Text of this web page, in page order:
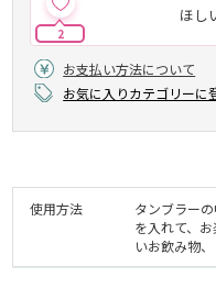
ほし
2
お支払い方法について
お気に入りカテゴリーに
使用方法
タンブラー
を入れて、
いお飲み物